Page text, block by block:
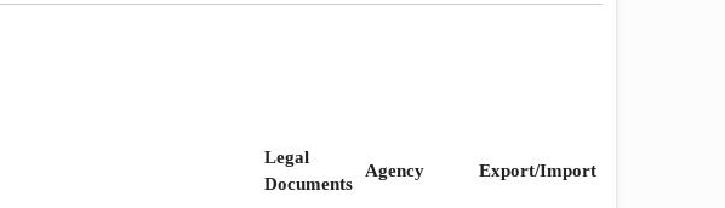
Legal
Documents
Agency Export/Import